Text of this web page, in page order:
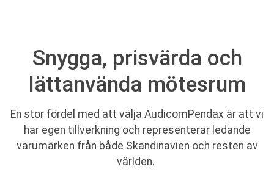
Snygga, prisvärda och
lättanvända mötesrum
En stor fördel med att välja AudicomPendax är att vi
har egen tillverkning och representerar ledande
varumärken från både Skandinavien och resten av
världen.